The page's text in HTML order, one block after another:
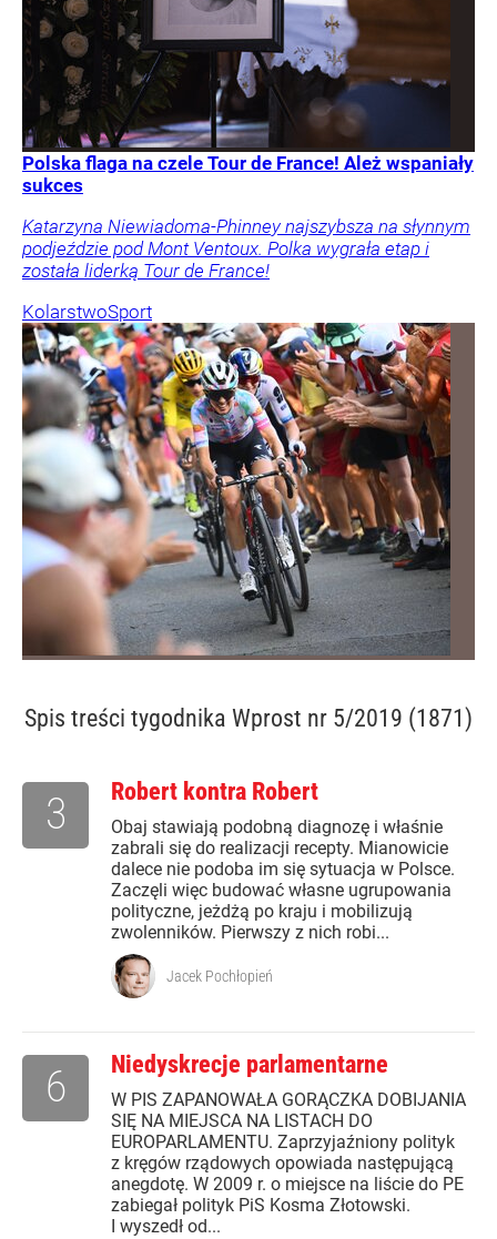
Polska flaga na czele Tour de France! Ależ wspaniały
sukces
Katarzyna Niewiadoma-Phinney najszybsza na słynnym
podjeździe pod Mont Ventoux. Polka wygrała etap i
została liderką Tour de France!
KolarstwoSport
Spis treści tygodnika Wprost nr 5/2019 (1871)
Robert kontra Robert
Obaj stawiają podobną diagnozę i właśnie
zabrali się do realizacji recepty. Mianowicie
dalece nie podoba im się sytuacja w Polsce.
Zaczęli więc budować własne ugrupowania
polityczne, jeżdżą po kraju i mobilizują
zwolenników. Pierwszy z nich robi...
3
Jacek Pochłopień
Niedyskrecje parlamentarne
W PIS ZAPANOWAŁA GORĄCZKA DOBIJANIA
SIĘ NA MIEJSCA NA LISTACH DO
EUROPARLAMENTU. Zaprzyjaźniony polityk
z kręgów rządowych opowiada następującą
anegdotę. W 2009 r. o miejsce na liście do PE
zabiegał polityk PiS Kosma Złotowski.
I wyszedł od...
6